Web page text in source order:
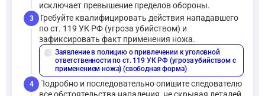
исключает превышение пределов обороны.
3
Требуйте квалифицировать действия нападавшего
по ст. 119 УК РФ (угроза убийством) и
зафиксировать факт применения ножа.
Заявление в полицию о привлечении к уголовной
ответственности по ст. 119 УК РФ (угроза убийством с
применением ножа) (свободная форма)
4
Подробно и последовательно опишите следователю